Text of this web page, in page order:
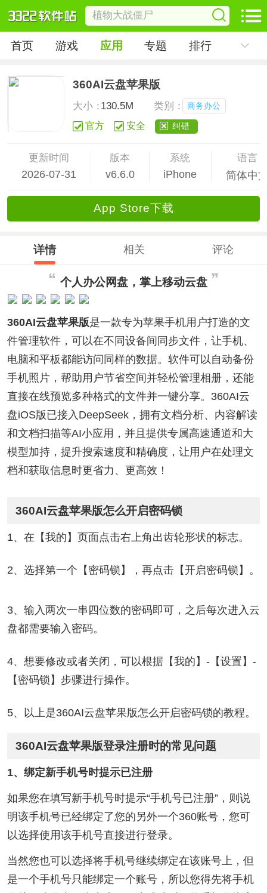
首页 游戏 应用 专题 排行
360AI云盘苹果版
大小：130.5M 类别： 商务办公
官方 安全 纠错
更新时间
2026-07-31
版本
v6.6.0
系统
iPhone
语言
简体中
App Store下载
详情 相关 评论
个人办公网盘，掌上移动云盘
360AI云盘苹果版是一款专为苹果手机用户打造的文
件管理软件，可以在不同设备间同步文件，让手机、
电脑和平板都能访问同样的数据。软件可以自动备份
手机照片，帮助用户节省空间并轻松管理相册，还能
直接在线预览多种格式的文件并一键分享。360AI云
盘iOS版已接入DeepSeek，拥有文档分析、内容解读
和文档扫描等AI小应用，并且提供专属高速通道和大
模型加持，提升搜索速度和精确度，让用户在处理文
档和获取信息时更省力、更高效！
360AI云盘苹果版怎么开启密码锁
1、在【我的】页面点击右上角出齿轮形状的标志。
2、选择第一个【密码锁】，再点击【开启密码锁】。
3、输入两次一串四位数的密码即可，之后每次进入云
盘都需要输入密码。
4、想要修改或者关闭，可以根据【我的】-【设置】-
【密码锁】步骤进行操作。
5、以上是360AI云盘苹果版怎么开启密码锁的教程。
360AI云盘苹果版登录注册时的常见问题
1、绑定新手机号时提示已注册
如果您在填写新手机号时提示“手机号已注册”，则说
明该手机号已经绑定了您的另外一个360账号，您可
以选择使用该手机号直接进行登录。
当然您也可以选择将手机号继续绑定在该账号上，但
是一个手机号只能绑定一个账号，所以您得先将手机